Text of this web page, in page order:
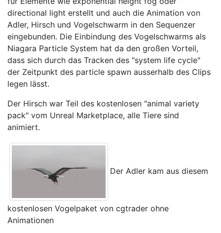
directional light erstellt und auch die Animation von
Adler, Hirsch und Vogelschwarm in den Sequenzer
eingebunden. Die Einbindung des Vogelschwarms als
Niagara Particle System hat da den großen Vorteil,
dass sich durch das Tracken des "system life cycle"
der Zeitpunkt des particle spawn ausserhalb des Clips
legen lässt.
Der Hirsch war Teil des kostenlosen "animal variety
pack" vom Unreal Marketplace, alle Tiere sind
animiert.
Der Adler kam aus diesem
kostenlosen Vogelpaket von cgtrader ohne
Animationen